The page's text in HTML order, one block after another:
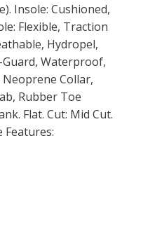
Insole: Cushioned,
Flexible, Traction
Hydropel,
Waterproof,
Collar,
Rubber Toe
Flat. Cut: Mid Cut.
Features: